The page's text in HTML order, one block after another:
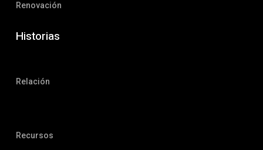
Renovación
Historias
Relación
Recursos